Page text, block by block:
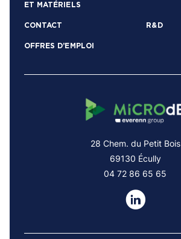
ET MATÉRIELS
CONTACT R&D
OFFRES D’EMPLOI
28 Chem. du Petit Bois
69130 Écully
04 72 86 65 65